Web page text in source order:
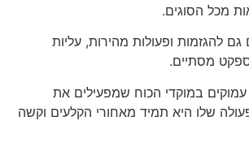
מכל הסוגים.
גם להגזמות ופעולות מהירות, עליות
מסתיים.
עמוקים במוקדי הכוח שמפעילים את
שלו היא תמיד מאחורי הקלעים וקשה